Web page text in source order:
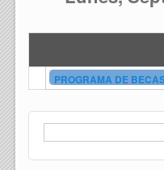
PROGRAMA DE
Formulario de